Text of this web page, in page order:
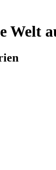
Welt